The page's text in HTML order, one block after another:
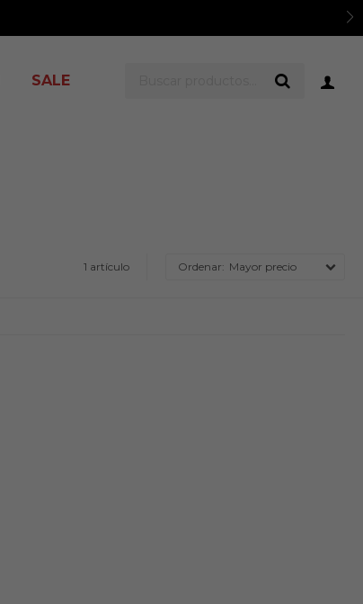
SALE
1 artículo Mayor precio